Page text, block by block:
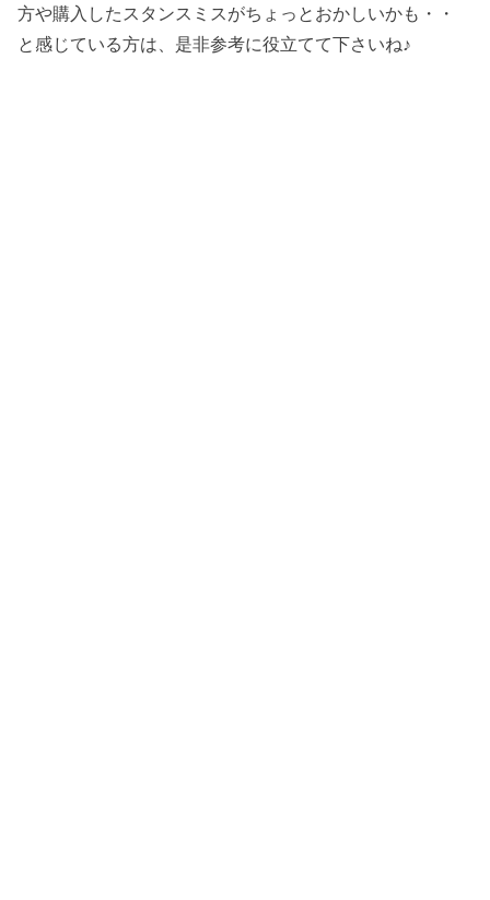
方や購入したスタンスミスがちょっとおかしいかも・・
と感じている方は、是非参考に役立てて下さいね♪